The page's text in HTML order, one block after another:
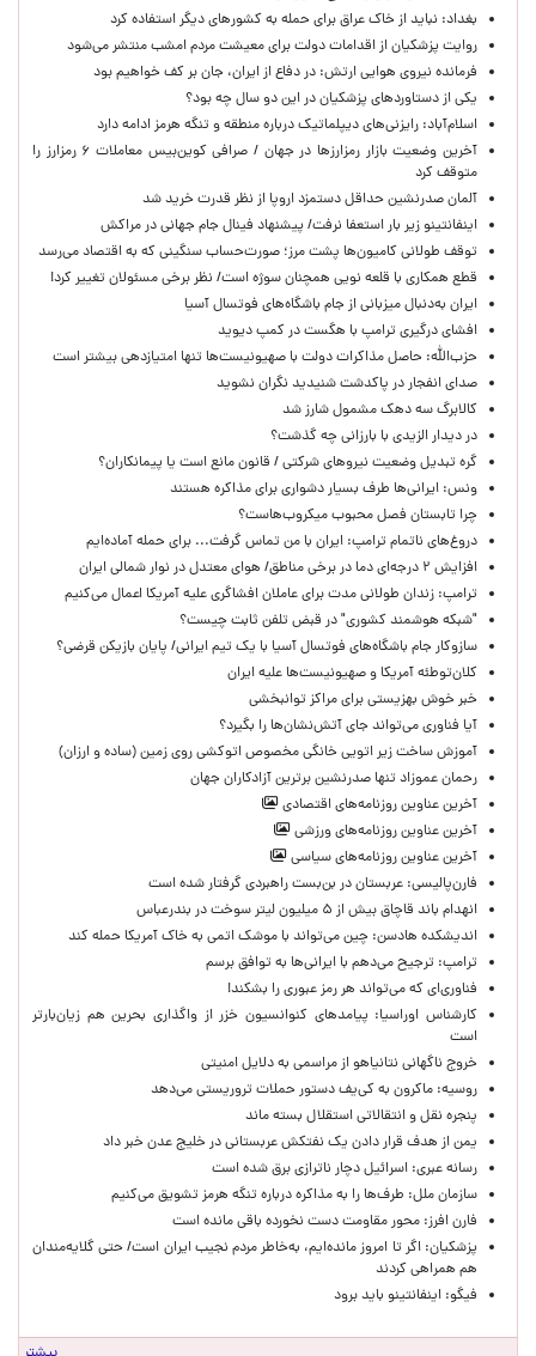
بغداد: نباید از خاک عراق برای حمله به کشورهای دیگر استفاده کرد
روایت پزشکیان از اقدامات دولت برای معیشت مردم امشب منتشر می‌شود
فرمانده نیروی هوایی ارتش: در دفاع از ایران، جان بر کف خواهیم بود
یکی از دستاوردهای پزشکیان در این دو سال چه بود؟
اسلام‌آباد: رایزنی‌های دیپلماتیک درباره منطقه و تنگه هرمز ادامه دارد
آخرین وضعیت بازار رمزارزها در جهان / صرافی کوین‌بیس معاملات ۶ رمزارز را
متوقف کرد
آلمان صدرنشین حداقل دستمزد اروپا از نظر قدرت خرید شد
اینفانتینو زیر بار استعفا نرفت/ پیشنهاد فینال جام جهانی در مراکش
توقف طولانی کامیون‌ها پشت مرز؛ صورت‌حساب سنگینی که به اقتصاد می‌رسد
قطع همکاری با قلعه نویی همچنان سوژه است/ نظر برخی مسئولان تغییر کرد!
ایران به‌دنبال میزبانی از جام باشگاه‌های فوتسال آسیا
افشای درگیری ترامپ با هگست در کمپ دیوید
حزب‌الله: حاصل مذاکرات دولت با صهیونیست‌ها تنها امتیازدهی‌ بیشتر است
صدای انفجار در پاکدشت شنیدید نگران نشوید
کالابرگ سه دهک مشمول شارز شد
در دیدار الزیدی با بارزانی چه گذشت؟
گره تبدیل وضعیت نیروهای شرکتی / قانون مانع است یا پیمانکاران؟
ونس: ایرانی‌ها طرف بسیار دشواری برای مذاکره هستند
چرا تابستان فصل محبوب میکروب‌هاست؟
دروغ‌های ناتمام ترامپ: ایران با من تماس گرفت... برای حمله آماده‌ایم
افزایش ۲ درجه‌ای دما در برخی مناطق/ هوای معتدل در نوار شمالی ایران
ترامپ: زندان طولانی مدت برای عاملان افشاگری‌ علیه آمریکا اعمال می‌کنیم
"شبکه هوشمند کشوری" در قبض تلفن ثابت چیست؟
سازوکار جام باشگاه‌های فوتسال آسیا با یک تیم ایرانی/ پایان بازیکن قرضی؟
کلان‌توطئه آمریکا و صهیونیست‌ها علیه ایران
خبر خوش بهزیستی برای مراکز توانبخشی
آیا فناوری می‌تواند جای آتش‌نشان‌ها را بگیرد؟
آموزش ساخت زیر اتویی خانگی مخصوص اتوکشی روی زمین (ساده و ارزان)
رحمان عموزاد تنها صدرنشین برترین آزادکاران جهان
آخرین عناوین روزنامه‌های اقتصادی
آخرین عناوین روزنامه‌های ورزشی
آخرین عناوین روزنامه‌های سیاسی
فارن‌پالیسی: عربستان در بن‌بست راهبردی گرفتار شده است
انهدام باند قاچاق بیش از ۵ میلیون لیتر سوخت در بندرعباس
اندیشکده هادسن: چین می‌تواند با موشک اتمی به خاک آمریکا حمله کند
ترامپ: ترجیح می‌دهم با ایرانی‌‌ها به توافق برسم
فناوری‌ای که می‌تواند هر رمز عبوری را بشکند!
کارشناس اوراسیا: پیامدهای کنوانسیون خزر از واگذاری بحرین هم زیان‌بارتر
است
خروج ناگهانی نتانیاهو از مراسمی به دلایل امنیتی
روسیه: ماکرون به کی‌یف دستور حملات تروریستی می‌دهد
پنجره‌ نقل و انتقالاتی استقلال بسته ماند
یمن از هدف قرار دادن یک نفتکش عربستانی در خلیج عدن خبر داد
رسانه عبری: اسرائیل دچار ناترازی برق شده است
سازمان ملل: طرف‌ها را به مذاکره درباره تنگه هرمز تشویق می‌کنیم
فارن افرز: محور مقاومت دست نخورده باقی مانده است
پزشکیان: اگر تا امروز مانده‌ایم، به‌خاطر مردم نجیب ایران است/ حتی گلایه‌مندان
هم همراهی کردند
فیگو: اینفانتینو باید برود